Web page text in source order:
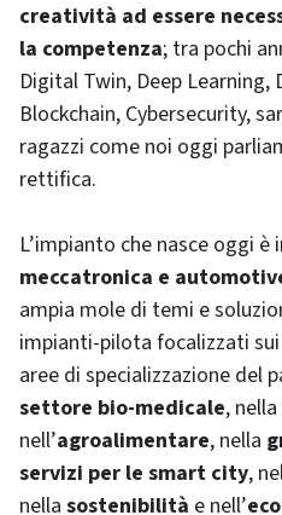
creatività ad essere
la competenza; tra pochi
Digital Twin, Deep Learning,
Blockchain, Cybersecurity,
ragazzi come noi oggi
rettifica.
L’impianto che nasce oggi
meccatronica e
ampia mole di temi e
impianti-pilota focalizzati
aree di specializzazione del
settore bio-medicale,
nell’agroalimentare, nella
servizi per le smart city,
nella sostenibilità e nell’